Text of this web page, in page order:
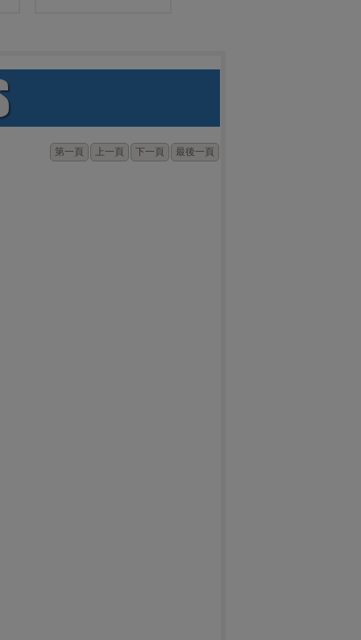
第一頁 上一頁 下一頁 最後一頁